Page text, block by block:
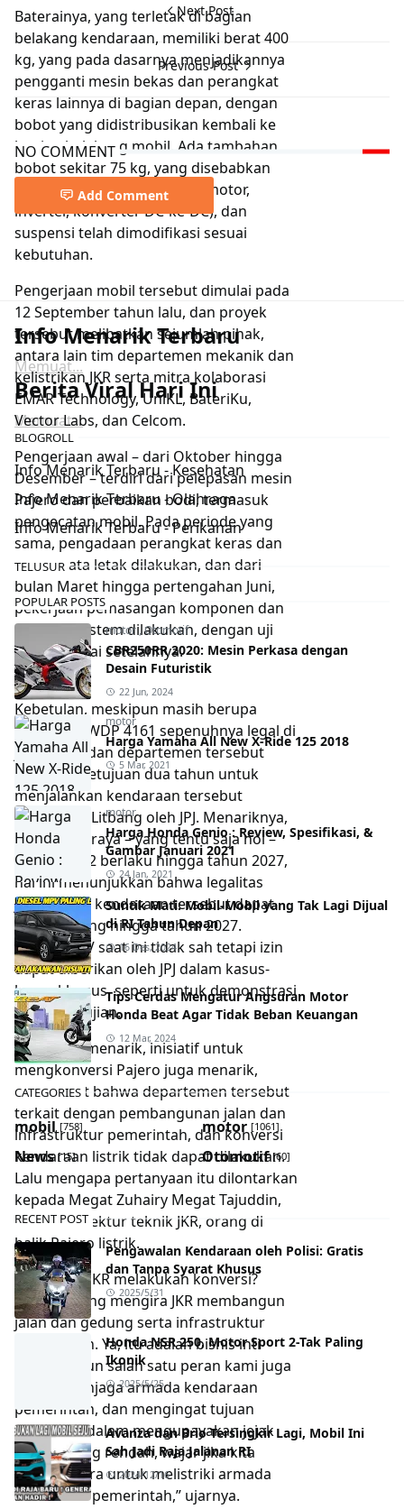
Baterainya, yang terletak di bagian
belakang kendaraan, memiliki berat 400
kg, yang pada dasarnya menjadikannya
pengganti mesin bekas dan perangkat
keras lainnya di bagian depan, dengan
bobot yang didistribusikan kembali ke
bagian belakang mobil. Ada tambahan
bobot sekitar 75 kg, yang disebabkan
oleh komponen kelistrikan (motor,
inverter, konverter DC-ke-DC), dan
suspensi telah dimodifikasi sesuai
kebutuhan.
Pengerjaan mobil tersebut dimulai pada
12 September tahun lalu, dan proyek
tersebut melibatkan sejumlah pihak,
antara lain tim departemen mekanik dan
kelistrikan JKR serta mitra kolaborasi
EMAR Technology, UniKL, BateriKu,
Vector Labs, dan Celcom.
Pengerjaan awal – dari Oktober hingga
Desember – terdiri dari pelepasan mesin
Pajero dan perbaikan bodi, termasuk
pengecatan mobil. Pada periode yang
sama, pengadaan perangkat keras dan
desain tata letak dilakukan, dan dari
bulan Maret hingga pertengahan Juni,
pekerjaan pemasangan komponen dan
integrasi sistem dilakukan, dengan uji
coba dimulai setelahnya.
Kebetulan, meskipun masih berupa
prototipe, WDP 4161 sepenuhnya legal di
jalan raya, dan departemen tersebut
diberi persetujuan dua tahun untuk
menjalankan kendaraan tersebut
sebagai uji Litbang oleh JPJ. Menariknya,
pajak jalan raya – yang tentu saja nol –
untuk EVC 2 berlaku hingga tahun 2027,
hal ini menunjukkan bahwa legalitas
jalan untuk kendaraan tersebut dapat
diperpanjang hingga tahun 2027.
Konversi EV saat ini tidak sah tetapi izin
dapat diberikan oleh JPJ dalam kasus-
kasus khusus, seperti untuk demonstrasi
atau pengujian.
Meskipun menarik, inisiatif untuk
mengkonversi Pajero juga menarik,
mengingat bahwa departemen tersebut
terkait dengan pembangunan jalan dan
infrastruktur pemerintah, dan konversi
kendaraan listrik tidak dapat dilakukan.
Lalu mengapa pertanyaan itu dilontarkan
kepada Megat Zuhairy Megat Tajuddin,
mantan direktur teknik JKR, orang di
balik Pajero listrik.
“Mengapa JKR melakukan konversi?
Semua orang mengira JKR membangun
jalan dan gedung serta infrastruktur
pemerintah. Ya, itu adalah bisnis inti
kami, namun salah satu peran kami juga
adalah menjaga armada kendaraan
pemerintah, dan mengingat tujuan
negara ini dalam mengupayakan jejak
karbon yang rendah, wajar jika kita
mencari cara untuk melistriki armada
kendaraan pemerintah,” ujarnya.
Next Post
Previous Post
NO COMMENT
Add Comment
Info Menarik Terbaru
Memuat...
Berita Viral Hari Ini
Memuat...
BLOGROLL
Info Menarik Terbaru - Kesehatan
Info Menarik Terbaru - Olahraga
Info Menarik Terbaru - Perikanan
TELUSUR
POPULAR POSTS
motor,Otomotif
CBR250RR 2020: Mesin Perkasa dengan
Desain Futuristik
22 Jun, 2024
motor
Harga Yamaha All New X-Ride 125 2018
5 Mar, 2021
motor
Harga Honda Genio : Review, Spesifikasi, &
Gambar Januari 2021
24 Jan, 2021
Suntik Mati: Mobil-Mobil yang Tak Lagi Dijual
di RI Tahun Depan
16 Des, 2024
Tips Cerdas Mengatur Angsuran Motor
Honda Beat Agar Tidak Beban Keuangan
12 Mar, 2024
CATEGORIES
mobil [758] motor [1061]
News [15] Otomotif [60]
RECENT POST
Pengawalan Kendaraan oleh Polisi: Gratis
dan Tanpa Syarat Khusus
2025/5/31
Honda NSR 250, Motor Sport 2-Tak Paling
Ikonik
2025/5/25
Avanza dan Brio Tersingkir Lagi, Mobil Ini
Sah Jadi Raja Jalanan RI
2024/12/16